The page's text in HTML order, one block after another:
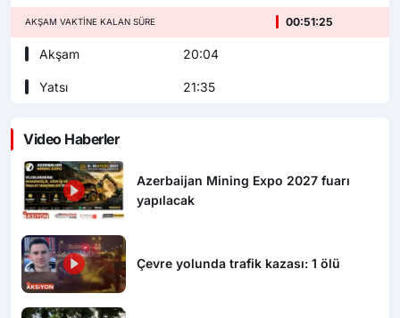
AKŞAM VAKTINE KALAN SÜRE 00:51:24
Akşam 20:04
Yatsı 21:35
Video Haberler
Azerbaijan Mining Expo 2027 fuarı
yapılacak
Çevre yolunda trafik kazası: 1 ölü